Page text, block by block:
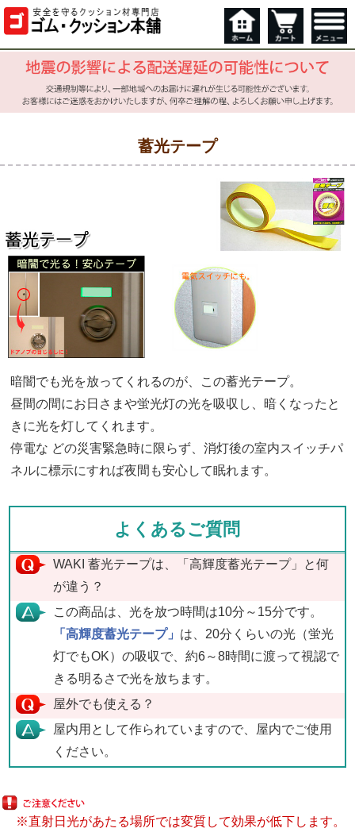
蓄光テープ
暗闇でも光を放ってくれるのが、この蓄光テープ。
昼間の間にお日さまや蛍光灯の光を吸収し、暗くなったと
きに光を灯してくれます。
停電な どの災害緊急時に限らず、消灯後の室内スイッチパ
ネルに標示にすれば夜間も安心して眠れます。
よくあるご質問
WAKI 蓄光テープは、「高輝度蓄光テープ」と何
が違う？
この商品は、光を放つ時間は10分～15分です。
「高輝度蓄光テープ」 は、20分くらいの光（蛍光
灯でもOK）の吸収で、約6～8時間に渡って視認で
きる明るさで光を放ちます。
屋外でも使える？
屋内用として作られていますので、屋内でご使用
ください。
※直射日光があたる場所では変質して効果が低下します。